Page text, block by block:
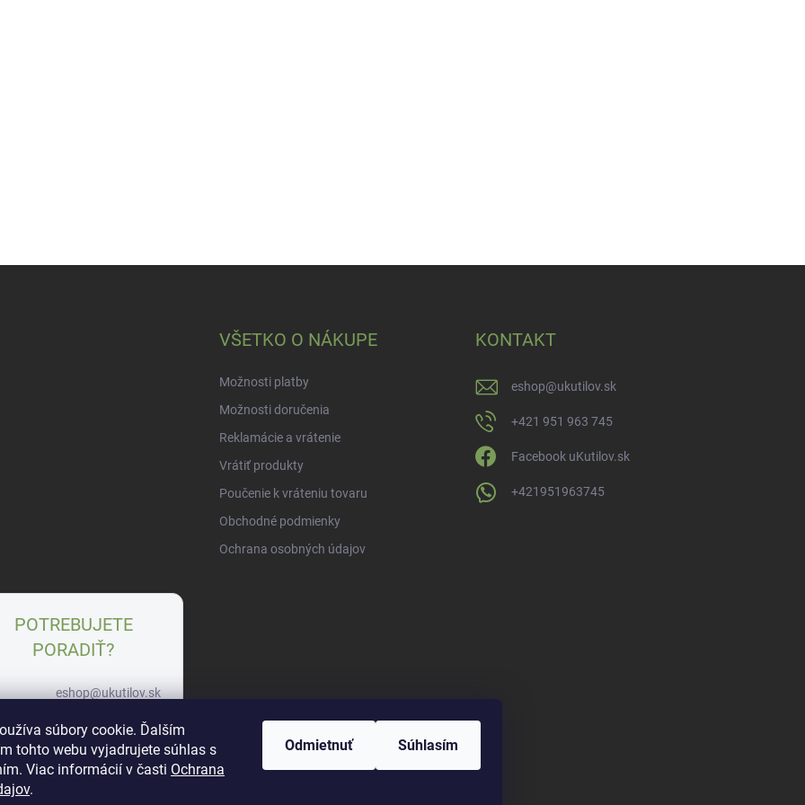
súbory cookie. Ďalším
tohto webu vyjadrujete súhlas s
Viac informácií v časti Ochrana
.
Odmietnuť Súhlasím
VŠETKO O NÁKUPE
Možnosti platby
Možnosti doručenia
Reklamácie a vrátenie
Vrátiť produkty
Poučenie k vráteniu tovaru
Obchodné podmienky
Ochrana osobných údajov
KONTAKT
eshop@ukutilov.sk
+421 951 963 745
Facebook uKutilov.sk
+421951963745
POTREBUJETE
PORADIŤ?
eshop@ukutilov.sk
+421 951 963 745
WhatsApp